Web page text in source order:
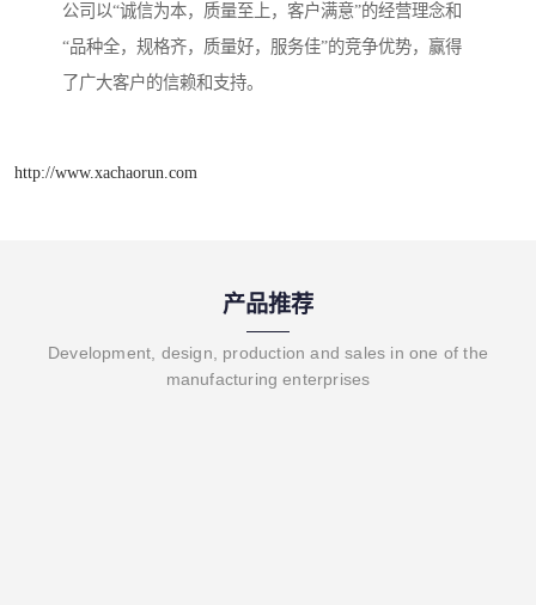
公司以“诚信为本，质量至上，客户满意”的经营理念和
“品种全，规格齐，质量好，服务佳”的竞争优势，赢得
了广大客户的信赖和支持。
http://www.xachaorun.com
产品推荐
Development, design, production and sales in one of the
manufacturing enterprises